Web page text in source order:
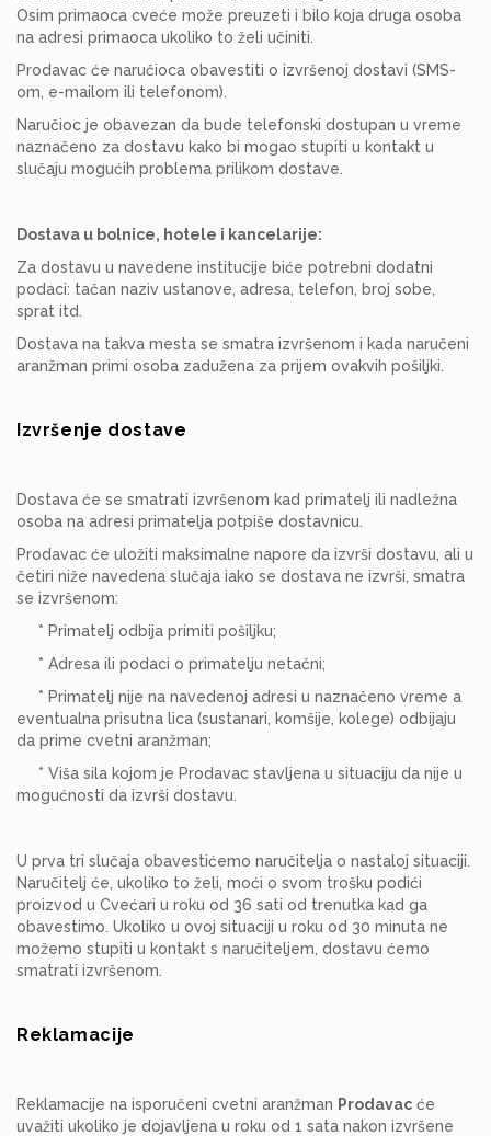
Osim primaoca cveće može preuzeti i bilo koja druga osoba
na adresi primaoca ukoliko to želi učiniti.
Prodavac će naručioca obavestiti o izvršenoj dostavi (SMS-
om, e-mailom ili telefonom).
Naručioc je obavezan da bude telefonski dostupan u vreme
naznačeno za dostavu kako bi mogao stupiti u kontakt u
slučaju mogućih problema prilikom dostave.
Dostava u bolnice, hotele i kancelarije:
Za dostavu u navedene institucije biće potrebni dodatni
podaci: tačan naziv ustanove, adresa, telefon, broj sobe,
sprat itd.
Dostava na takva mesta se smatra izvršenom i kada naručeni
aranžman primi osoba zadužena za prijem ovakvih pošiljki.
Izvršenje dostave
Dostava će se smatrati izvršenom kad primatelj ili nadležna
osoba na adresi primatelja potpiše dostavnicu.
Prodavac će uložiti maksimalne napore da izvrši dostavu, ali u
četiri niže navedena slučaja iako se dostava ne izvrši, smatra
se izvršenom:
* Primatelj odbija primiti pošiljku;
* Adresa ili podaci o primatelju netačni;
* Primatelj nije na navedenoj adresi u naznačeno vreme a
eventualna prisutna lica (sustanari, komšije, kolege) odbijaju
da prime cvetni aranžman;
* Viša sila kojom je Prodavac stavljena u situaciju da nije u
mogućnosti da izvrši dostavu.
U prva tri slučaja obavestićemo naručitelja o nastaloj situaciji.
Naručitelj će, ukoliko to želi, moći o svom trošku podići
proizvod u Cvećari u roku od 36 sati od trenutka kad ga
obavestimo. Ukoliko u ovoj situaciji u roku od 30 minuta ne
možemo stupiti u kontakt s naručiteljem, dostavu ćemo
smatrati izvršenom.
Reklamacije
Reklamacije na isporučeni cvetni aranžman Prodavac će
uvažiti ukoliko je dojavljena u roku od 1 sata nakon izvršene